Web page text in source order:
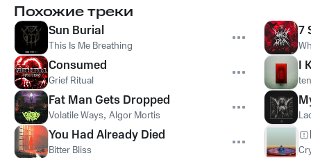
Похожие треки
Sun Burial
This Is Me Breathing
Consumed
Grief Ritual
Fat Man Gets Dropped
Volatile Ways, Algor Mortis
You Had Already Died
Bitter Bliss
7
I